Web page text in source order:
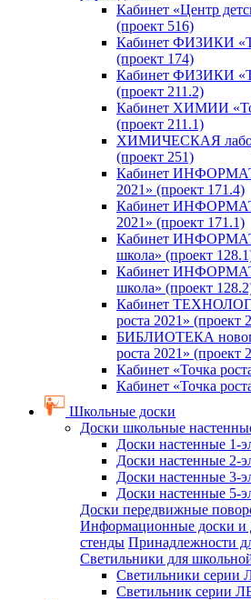
Кабинет «Центр
(проект 516)
Кабинет ФИЗИКИ
(проект 174)
Кабинет ФИЗИКИ
(проект 211.2)
Кабинет ХИМИИ
(проект 211.1)
ХИМИЧЕСКАЯ
(проект 251)
Кабинет
2021» (проект 171.4)
Кабинет
2021» (проект 171.1)
Кабинет
школа» (проект
Кабинет
школа» (проект
Кабинет
роста 2021» (проект
БИБЛИОТЕКА
роста 2021» (проект
Кабинет «Точка
Кабинет «Точка
Школьные доски
Доски школьные
Доски настенные 1-
Доски настенные 2-
Доски настенные 3-
Доски настенные 5-
Доски передвижные
Информационные доски и
стенды Принадлежности
Светильники для
Светильники серии
Светильник серии